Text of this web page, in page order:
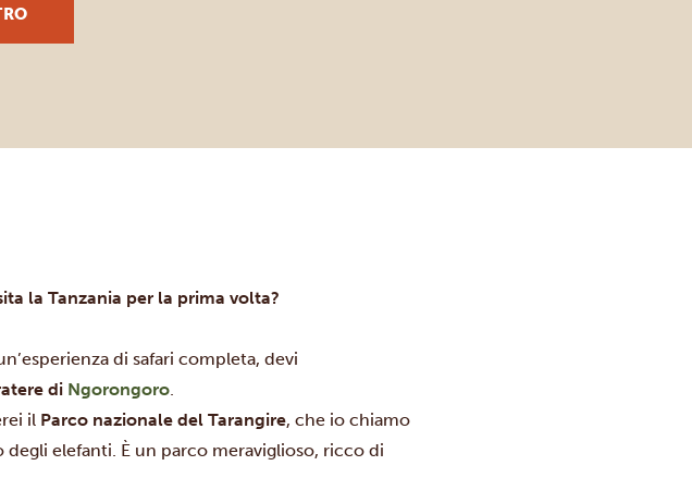
la Tanzania per la prima volta?
di safari completa, devi
di Ngorongoro.
il Parco nazionale del Tarangire, che io chiamo
elefanti. È un parco meraviglioso, ricco di